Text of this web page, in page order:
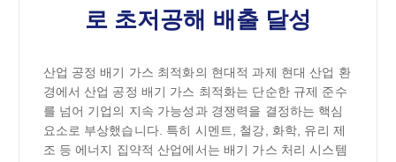
로 초저공해 배출 달성
산업 공정 배기 가스 최적화의 현대적 과제 현대 산업 환
경에서 산업 공정 배기 가스 최적화는 단순한 규제 준수
를 넘어 기업의 지속 가능성과 경쟁력을 결정하는 핵심
요소로 부상했습니다. 특히 시멘트, 철강, 화학, 유리 제
조 등 에너지 집약적 산업에서는 배기 가스 처리 시스템